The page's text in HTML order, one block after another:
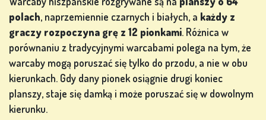
polach, naprzemiennie czarnych i białych, a każdy z
graczy rozpoczyna grę z 12 pionkami. Różnica w
porównaniu z tradycyjnymi warcabami polega na tym, że
warcaby mogą poruszać się tylko do przodu, a nie w obu
kierunkach. Gdy dany pionek osiągnie drugi koniec
planszy, staje się damką i może poruszać się w dowolnym
kierunku.